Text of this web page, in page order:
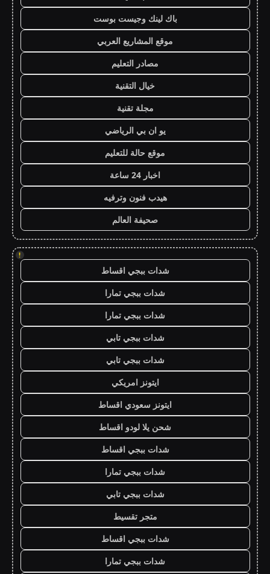
باك لينك وجيست بوست
موقع المشاريع العربي
مصادر التعليم
خيال التقنية
مجلة تقنية
يو ان بي الرياضي
موقع حالة للتعليم
اخبار 24 ساعة
هيدب فنون وترفيه
صحيفة العالم
!
شدات ببجي اقساط
شدات ببجي تمارا
شدات ببجي تمارا
شدات ببجي تابي
شدات ببجي تابي
ايتونز امريكي
ايتونز سعودي اقساط
شحن يلا لودو اقساط
شدات ببجي اقساط
شدات ببجي تمارا
شدات ببجي تابي
متجر تقسيط
شدات ببجي اقساط
شدات ببجي تمارا